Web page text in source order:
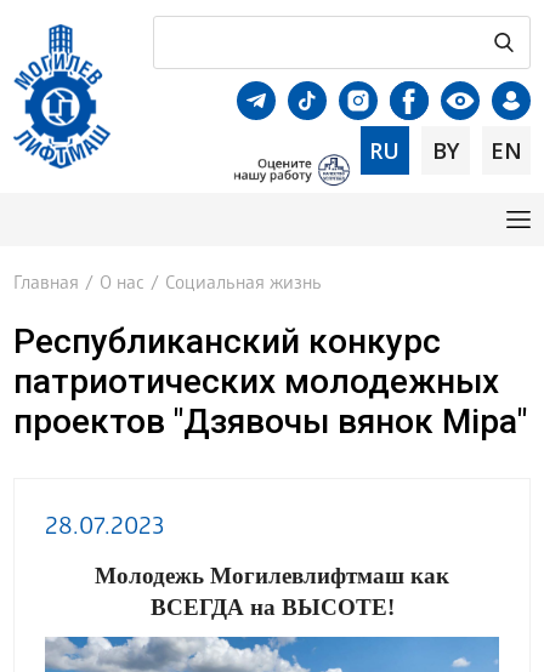
RU BY EN
Главная / О нас / Социальная жизнь
Республиканский конкурс
патриотических молодежных
проектов "Дзявочы вянок Міра"
28.07.2023
Молодежь Могилевлифтмаш как
ВСЕГДА на ВЫСОТЕ!